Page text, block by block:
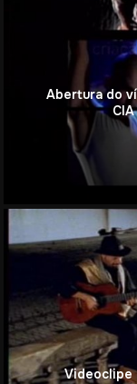
Abertura do
Videoclipe